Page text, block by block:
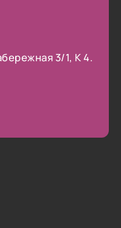
3/1, К 4.